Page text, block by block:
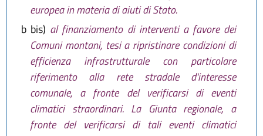
europea in materia di aiuti di Stato.
b bis) al finanziamento di interventi a favore dei
Comuni montani, tesi a ripristinare condizioni di
efficienza infrastrutturale con particolare
riferimento alla rete stradale d'interesse
comunale, a fronte del verificarsi di eventi
climatici straordinari. La Giunta regionale, a
fronte del verificarsi di tali eventi climatici